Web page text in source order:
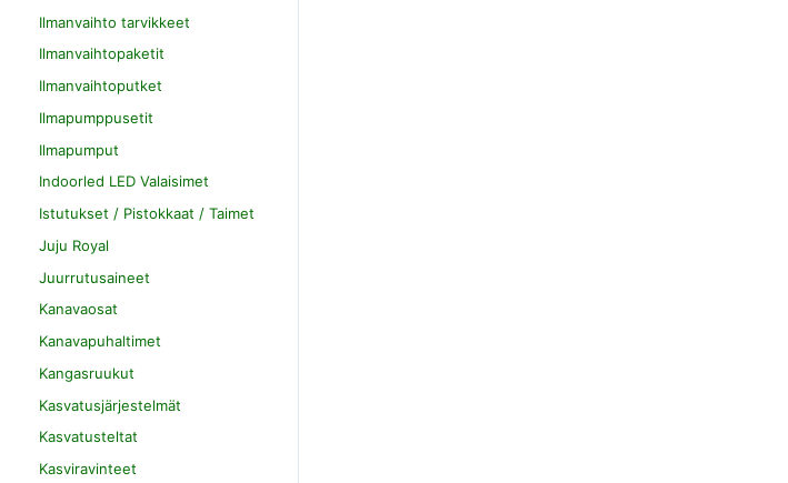
Ilmanvaihto tarvikkeet
Ilmanvaihtopaketit
Ilmanvaihtoputket
Ilmapumppusetit
Ilmapumput
Indoorled LED Valaisimet
Istutukset / Pistokkaat / Taimet
Juju Royal
Juurrutusaineet
Kanavaosat
Kanavapuhaltimet
Kangasruukut
Kasvatusjärjestelmät
Kasvatusteltat
Kasviravinteet